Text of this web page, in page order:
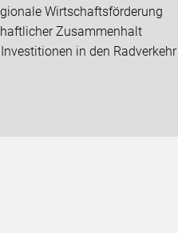
Wirtschaftsförderung
Zusammenhalt
in den Radverkehr